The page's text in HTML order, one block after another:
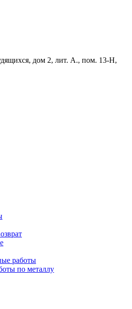
дом 2, лит. А., пом. 13-Н,
работы
по металлу